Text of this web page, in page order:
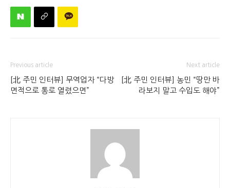
Previous article
[北 주민 인터뷰] 무역업자 “다방
면적으로 통로 열렸으면”
Next article
[北 주민 인터뷰] 농민 “땅만 바
라보지 말고 수입도 해야”